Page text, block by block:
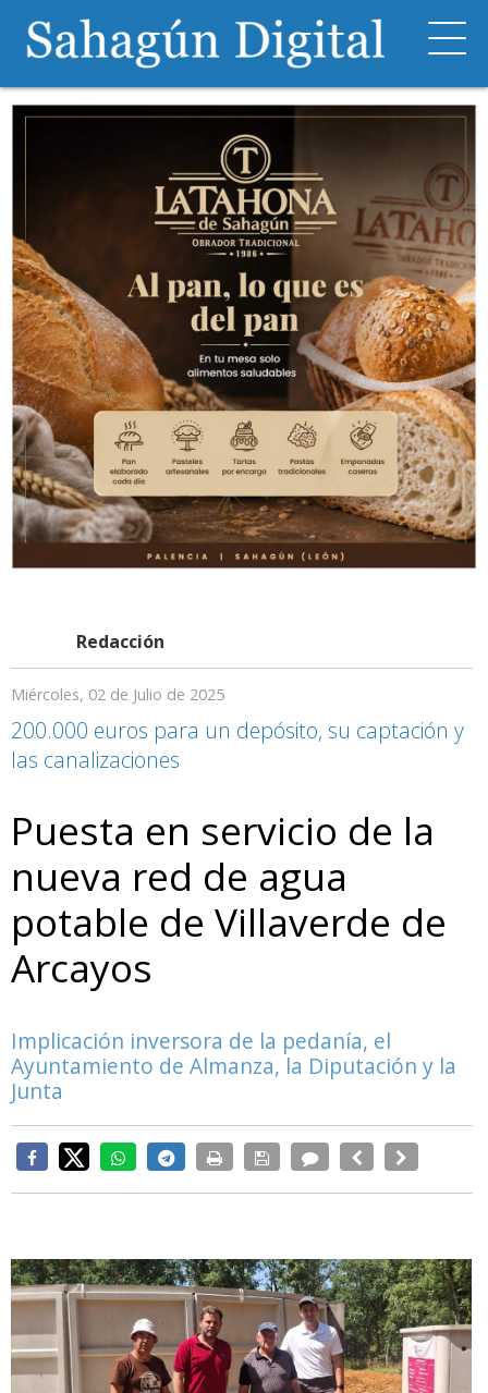
Redacción
Miércoles, 02 de Julio de 2025
200.000 euros para un depósito, su captación y
las canalizaciones
Puesta en servicio de la
nueva red de agua
potable de Villaverde de
Arcayos
Implicación inversora de la pedanía, el
Ayuntamiento de Almanza, la Diputación y la
Junta